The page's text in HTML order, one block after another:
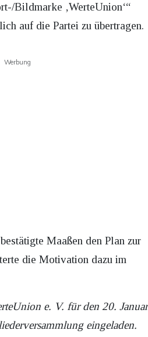
Bildmarke ‚WerteUnion‘“
auf die Partei zu übertragen.
Werbung
bestätigte Maaßen den Plan zur
die Motivation dazu im
e. V. für den 20. Januar
eingeladen.